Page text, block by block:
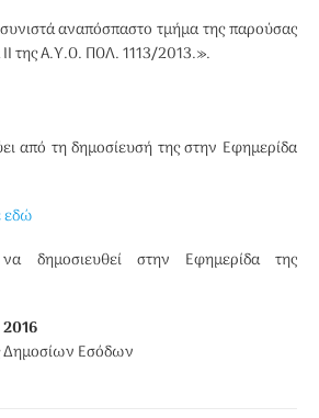
αναπόσπαστο τμήμα της παρούσας
II της Α.Υ.Ο. ΠΟΛ. 1113/2013.».
από τη δημοσίευσή της στην Εφημερίδα
εδώ
δημοσιευθεί στην Εφημερίδα της
Δημοσίων Εσόδων